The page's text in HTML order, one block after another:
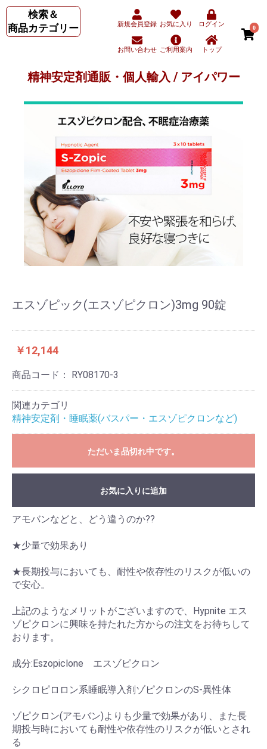
検索＆
商品カテゴリー
新規会員登録 お気に入り ログイン
お問い合わせ ご利用案内 トップ
0
精神安定剤通販・個人輸入 / アイパワー
エスゾピック(エスゾピクロン)3mg 90錠
￥12,144
商品コード： RY08170-3
関連カテゴリ
精神安定剤・睡眠薬(バスパー・エスゾピクロンなど)
ただいま品切れ中です。
お気に入りに追加
アモバンなどと、どう違うのか??
★少量で効果あり
★長期投与においても、耐性や依存性のリスクが低いの
で安心。
上記のようなメリットがございますので、Hypnite エス
ゾピクロンに興味を持たれた方からの注文をお待ちして
おります。
成分:Eszopiclone エスゾピクロン
シクロピロロン系睡眠導入剤ゾピクロンのS-異性体
ゾピクロン(アモバン)よりも少量で効果があり、また長
期投与時においても耐性や依存性のリスクが低いとされ
る